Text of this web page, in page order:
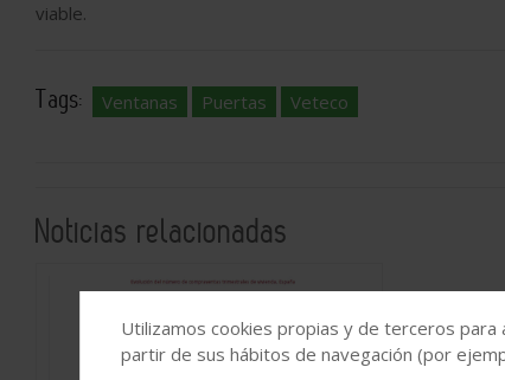
viable.
Tags: Ventanas Puertas Veteco
Noticias relacionadas
Las
Utilizamos cookies propias y de terceros
partir de sus hábitos de navegación (por